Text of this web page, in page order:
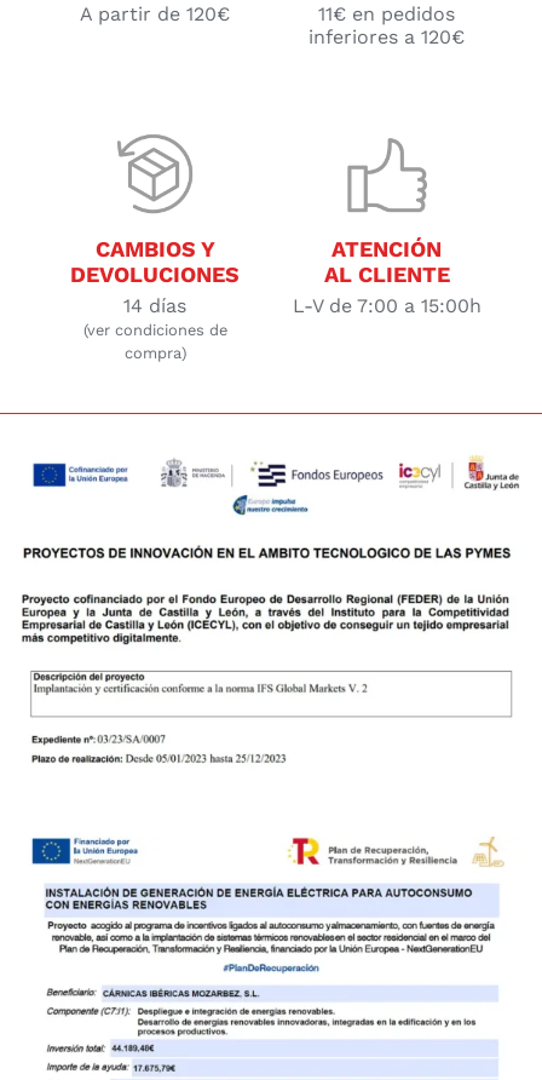
A partir de 120€
11€ en pedidos
inferiores a 120€
CAMBIOS Y
DEVOLUCIONES
14 días
(ver condiciones de
compra)
ATENCIÓN
AL CLIENTE
L-V de 7:00 a 15:00h